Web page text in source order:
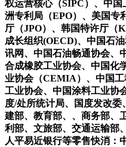
权运营核心（SIPC）、中
洲专利局（EPO）、美国专
厅（JPO）、韩国特许厅（
成长组织(OECD)、中国石
讯网、中国石油畅通协会、
合成橡胶工业协会、中国化
业协会（CEMIA）、中国
工业协会、中国涂料工业协
度/处所统计局、国度发改
建部、教育部、、商务部、
利部、文旅部、交通运输部
人平易近银行等零售快消：